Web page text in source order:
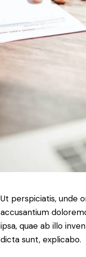
Ut perspiciatis, unde
accusantium
ipsa, quae ab illo
dicta sunt, explicabo.